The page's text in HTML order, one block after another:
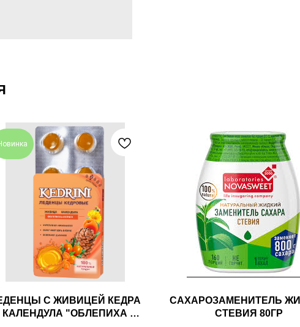
С ЖИВИЦЕЙ КЕДРА
КАЛЕНДУЛА "ОБЛЕПИХА И
САХАРОЗАМЕНИТЕЛЬ
СТЕВИЯ 80ГР